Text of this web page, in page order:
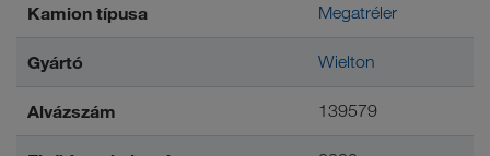
Kamion típusa Megatréler
Gyártó Wielton
Alvázszám 139579